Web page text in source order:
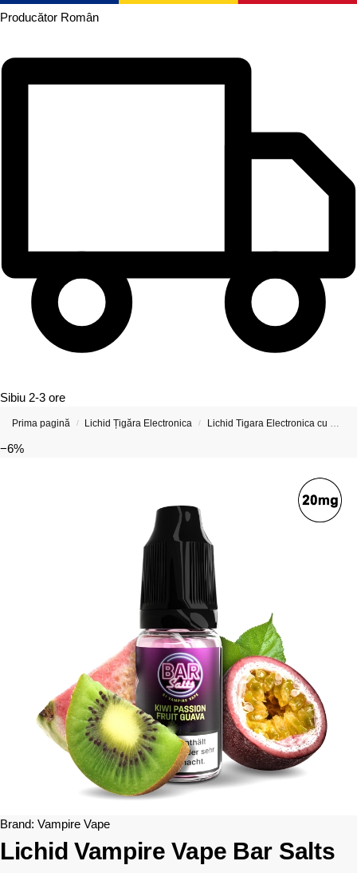
Producător Român
Sibiu 2-3 ore
Prima pagină / Lichid Țigăra Electronica / Lichid Tigara Electronica cu Nicotina
−6%
Brand: Vampire Vape
Lichid Vampire Vape Bar Salts